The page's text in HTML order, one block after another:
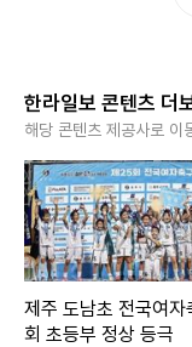
한라일보 콘텐츠 더
해당 콘텐츠 제공사로 이
제주 도남초 전국여자
회 초등부 정상 등극